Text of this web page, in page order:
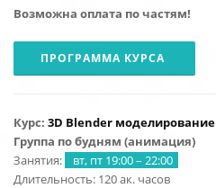
Возможна оплата по частям!
ПРОГРАММА КУРСА
Курс: 3D Blender моделирование
Группа по будням (анимация)
Занятия:
вт, пт 19:00 – 22:00
Длительность: 120 ак. часов